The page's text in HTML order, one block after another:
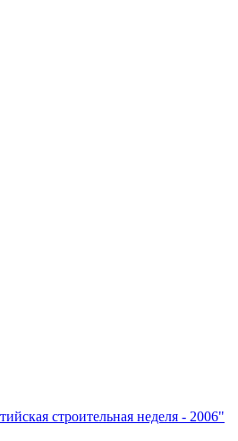
строительная неделя - 2006"